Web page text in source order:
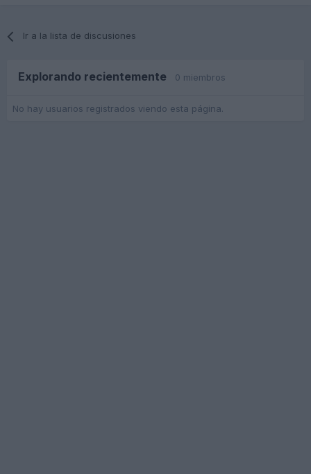
Ir a la lista de discusiones
Explorando recientemente 0 miembros
No hay usuarios registrados viendo esta página.